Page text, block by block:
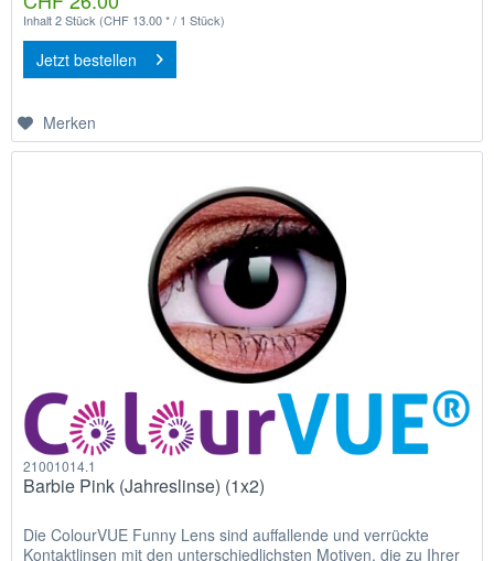
Inhalt2 Stück (CHF 13.00 * / 1 Stück)
Jetzt bestellen
Merken
21001014.1
Barbie Pink (Jahreslinse) (1x2)
Die ColourVUE Funny Lens sind auffallende und verrückte
Kontaktlinsen mit den unterschiedlichsten Motiven, die zu Ihrer